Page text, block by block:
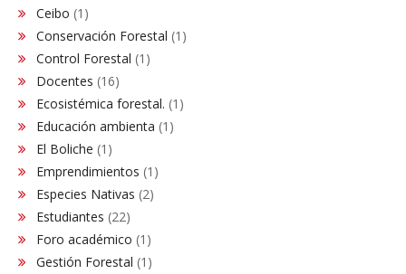
Ceibo (1)
Conservación Forestal (1)
Control Forestal (1)
Docentes (16)
Ecosistémica forestal. (1)
Educación ambienta (1)
El Boliche (1)
Emprendimientos (1)
Especies Nativas (2)
Estudiantes (22)
Foro académico (1)
Gestión Forestal (1)